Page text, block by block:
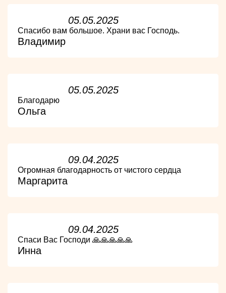
05.05.2025
Спасибо вам большое. Храни вас Господь.
Владимир
05.05.2025
Благодарю
Ольга
09.04.2025
Огромная благодарность от чистого сердца
Маргарита
09.04.2025
Спаси Вас Господи 🙏🙏🙏🙏🙏
Инна